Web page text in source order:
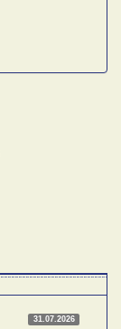
31.07.2026